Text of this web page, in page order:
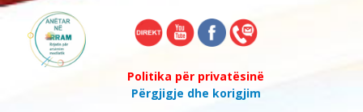
Politika për privatësinë
Përgjigje dhe korigjim